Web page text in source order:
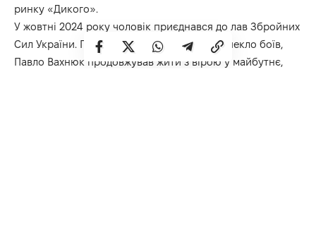
ринку «Дикого».
У жовтні 2024 року чоловік приєднався до лав Збройних
Сил України. Попри тяжкість війни, попри пекло боїв,
Павло Вахнюк продовжував жити з вірою у майбутнє,